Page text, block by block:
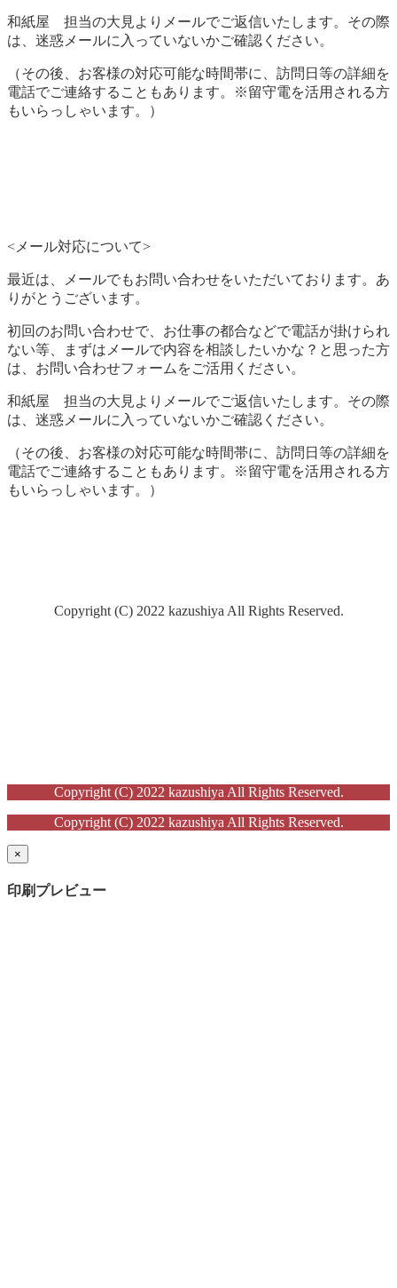
和紙屋 担当の大見よりメールでご返信いたします。その際
は、迷惑メールに入っていないかご確認ください。
（その後、お客様の対応可能な時間帯に、訪問日等の詳細を
電話でご連絡することもあります。※留守電を活用される方
もいらっしゃいます。）
<メール対応について>
最近は、メールでもお問い合わせをいただいております。あ
りがとうございます。
初回のお問い合わせで、お仕事の都合などで電話が掛けられ
ない等、まずはメールで内容を相談したいかな？と思った方
は、お問い合わせフォームをご活用ください。
和紙屋 担当の大見よりメールでご返信いたします。その際
は、迷惑メールに入っていないかご確認ください。
（その後、お客様の対応可能な時間帯に、訪問日等の詳細を
電話でご連絡することもあります。※留守電を活用される方
もいらっしゃいます。）
Copyright (C) 2022 kazushiya All Rights Reserved.
Copyright (C) 2022 kazushiya All Rights Reserved.
Copyright (C) 2022 kazushiya All Rights Reserved.
×
印刷プレビュー